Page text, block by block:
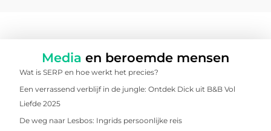
Media en beroemde mensen
Wat is SERP en hoe werkt het precies?
Een verrassend verblijf in de jungle: Ontdek Dick uit B&B Vol
Liefde 2025
De weg naar Lesbos: Ingrids persoonlijke reis